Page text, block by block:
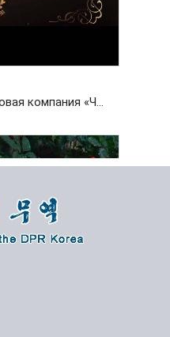
Корейская внешнеторговая компания «Чансу»